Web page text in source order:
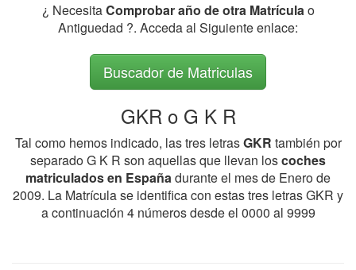
¿ NecesitaComprobar año de otra Matrículao
Antiguedad ?. Acceda al Siguiente enlace:
Buscador de Matriculas
GKR o G K R
Tal como hemos indicado, las tres letrasGKR también por
separado G K R son aquellas que llevan loscoches
matriculados en Españadurante el mes de Enero de
2009. La Matrícula se identifica con estas tres letras GKR y
a continuación 4 números desde el 0000 al 9999